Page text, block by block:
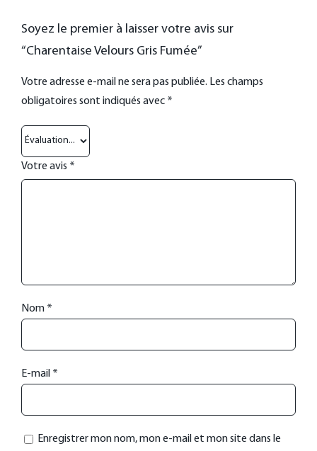
Soyez le premier à laisser votre avis sur
“Charentaise Velours Gris Fumée”
Votre adresse e-mail ne sera pas publiée. Les champs
obligatoires sont indiqués avec *
Votre avis *
Nom *
E-mail *
Enregistrer mon nom, mon e-mail et mon site dans le